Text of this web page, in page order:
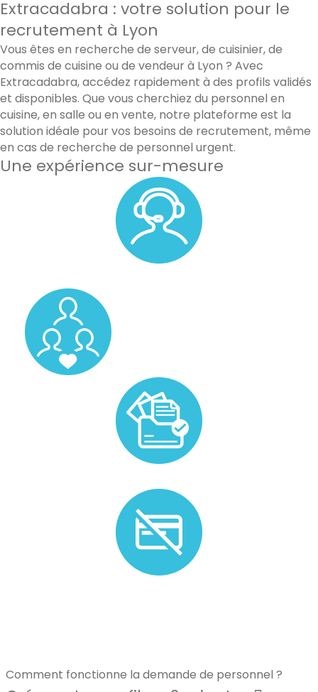
Extracadabra : votre solution pour le
recrutement à Lyon
Vous êtes en recherche de serveur, de cuisinier, de
commis de cuisine ou de vendeur à Lyon ? Avec
Extracadabra, accédez rapidement à des profils validés
et disponibles. Que vous cherchiez du personnel en
cuisine, en salle ou en vente, notre plateforme est la
solution idéale pour vos besoins de recrutement, même
en cas de recherche de personnel urgent.
Une expérience sur-mesure
Comment fonctionne la demande de personnel ?